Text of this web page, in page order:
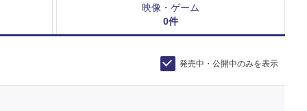
映像・ゲーム
0件
発売中・公開中のみを表示